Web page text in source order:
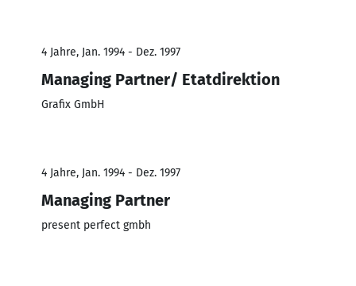
4 Jahre, Jan. 1994 - Dez. 1997
Managing Partner/ Etatdirektion
Grafix GmbH
4 Jahre, Jan. 1994 - Dez. 1997
Managing Partner
present perfect gmbh